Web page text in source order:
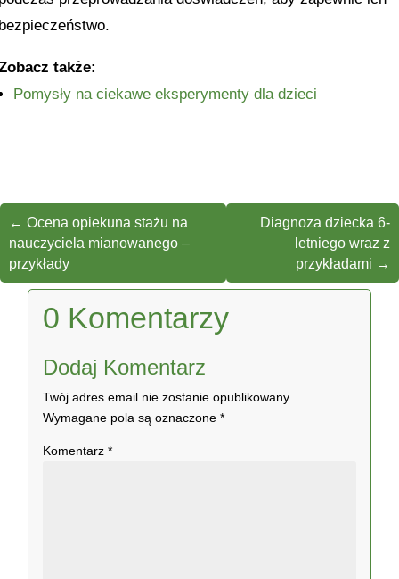
także:
Pomysły na ciekawe eksperymenty dla dzieci
← Ocena opiekuna stażu na
nauczyciela mianowanego –
przykłady
Diagnoza dziecka 6-
letniego wraz z
przykładami →
0 Komentarzy
Dodaj Komentarz
Twój adres email nie zostanie opublikowany.
Wymagane pola są oznaczone*
Komentarz*